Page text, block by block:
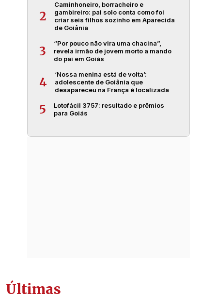
2
Caminhoneiro, borracheiro e
gambireiro: pai solo conta como foi
criar seis filhos sozinho em Aparecida
de Goiânia
3
“Por pouco não vira uma chacina”,
revela irmão de jovem morto a mando
do pai em Goiás
4
‘Nossa menina está de volta’:
adolescente de Goiânia que
desapareceu na França é localizada
5
Lotofácil 3757: resultado e prêmios
para Goiás
Últimas